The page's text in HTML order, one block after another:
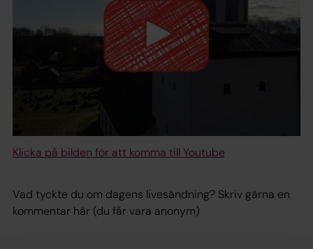
Klicka på bilden för att komma till Youtube
Vad tyckte du om dagens livesändning? Skriv gärna en
kommentar här (du får vara anonym)